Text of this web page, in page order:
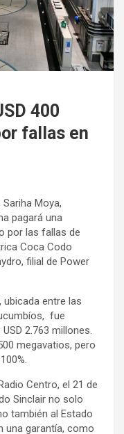
400
fallas en
Moya,
pagará una
por las fallas de
Coca Codo
filial de Power
ubicada entre las
fue
2.763 millones.
megavatios, pero
Centro, el 21 de
Sinclair no solo
también al Estado
una garantía, como